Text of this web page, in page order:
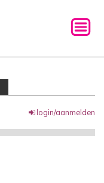
login/aanmelden